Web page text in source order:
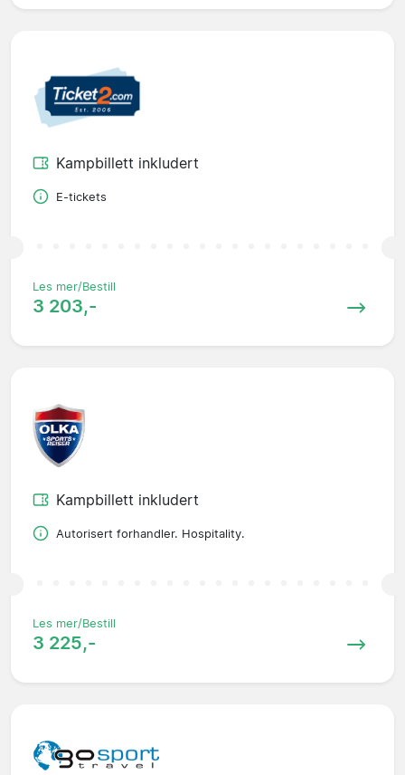
Kampbillett inkludert
E-tickets
Les mer/Bestill
3 203,-
Kampbillett inkludert
Autorisert forhandler. Hospitality.
Les mer/Bestill
3 225,-